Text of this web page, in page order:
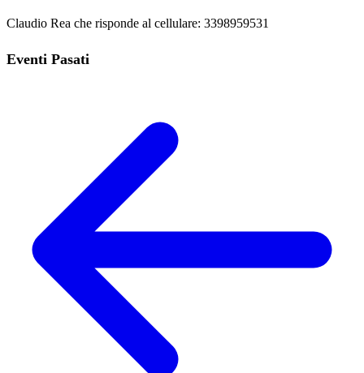
Claudio Rea che risponde al cellulare: 3398959531
Eventi Pasati